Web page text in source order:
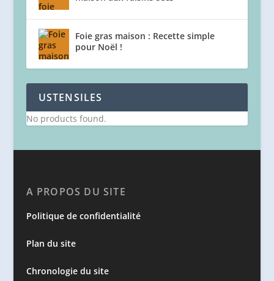
Foie gras maison : Recette simple
pour Noël !
USTENSILES
No products found.
A PROPOS DU SITE
Politique de confidentialité
Plan du site
Chronologie du site